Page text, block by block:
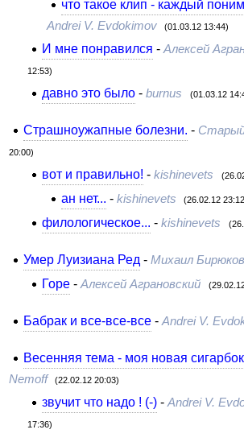
что такое клип - каждый
Andrei V. Evdokimov (01.03.12 13:44)
И мне понравился -Алексей
12:53)
давно это было -burnus (01.03.12
Страшноужапные болезни. -
20:00)
вот и правильно! -kishinevets
ан нет... - kishinevets (26.02.12
филологическое... -kishinevets
Умер Луизиана Ред - Михаил Бирюков
Горе -Алексей Аграновский
Бабрак и все-все-все- Andrei V.
Весенняя тема - моя новая
Nemoff
(22.02.12 20:03)
звучит что надо ! (-) -Andrei V.
17:36)